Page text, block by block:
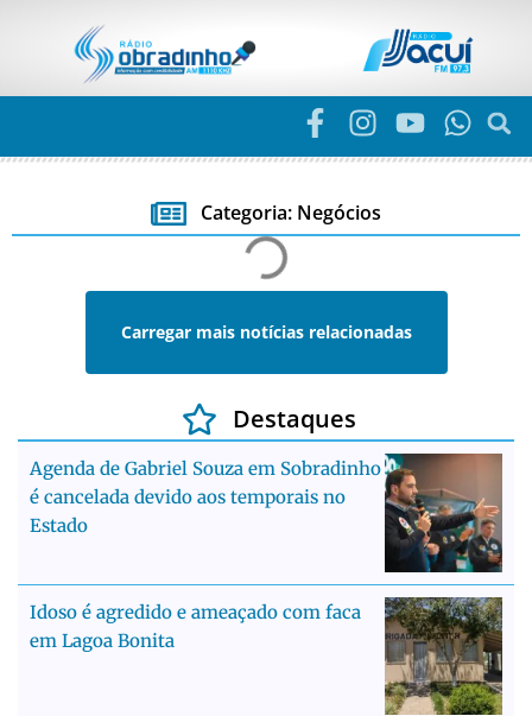
Categoria: Negócios
Carregar mais notícias relacionadas
Destaques
Agenda de Gabriel Souza em Sobradinho
é cancelada devido aos temporais no
Estado
Idoso é agredido e ameaçado com faca
em Lagoa Bonita